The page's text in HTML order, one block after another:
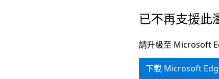
已不再支援此
請升級至 Microsoft
下載 Microsoft